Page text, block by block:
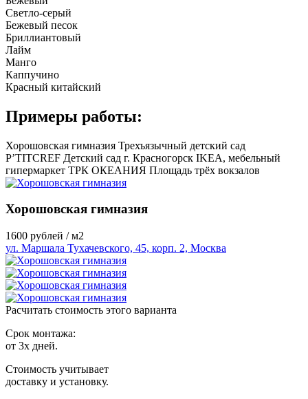
Светло-серый
Бежевый песок
Бриллиантовый
Лайм
Манго
Каппучино
Красный китайский
Примеры работы:
Хорошовская гимназия Трехъязычный детский сад
P’TITCREF Детский сад г. Красногорск IKEA, мебельный
гипермаркет ТРК ОКЕАНИЯ Площадь трёх вокзалов
Хорошовская гимназия
1600 рублей / м2
ул. Маршала Тухачевского, 45, корп. 2, Москва
Расчитать стоимость этого варианта
Срок монтажа:
от 3х дней.
Стоимость учитывает
доставку и установку.